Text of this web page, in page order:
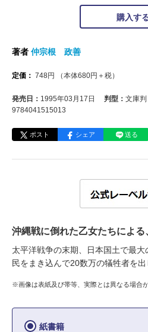
購入す
著者 仲宗根 政善
定価： 748円 （本体680円＋税）
発売日： 1995年03月17日 判型： 文庫判
9784041515013
ポスト シェア 送る
沖縄戦に倒れた乙女たちによる
太平洋戦争の末期、日本国土で最
民をまき込んで20数万の犠牲者を出
※画像は表紙及び帯等、実際とは異なる場合が
紙書籍